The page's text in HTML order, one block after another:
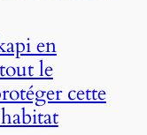
en
le
cette